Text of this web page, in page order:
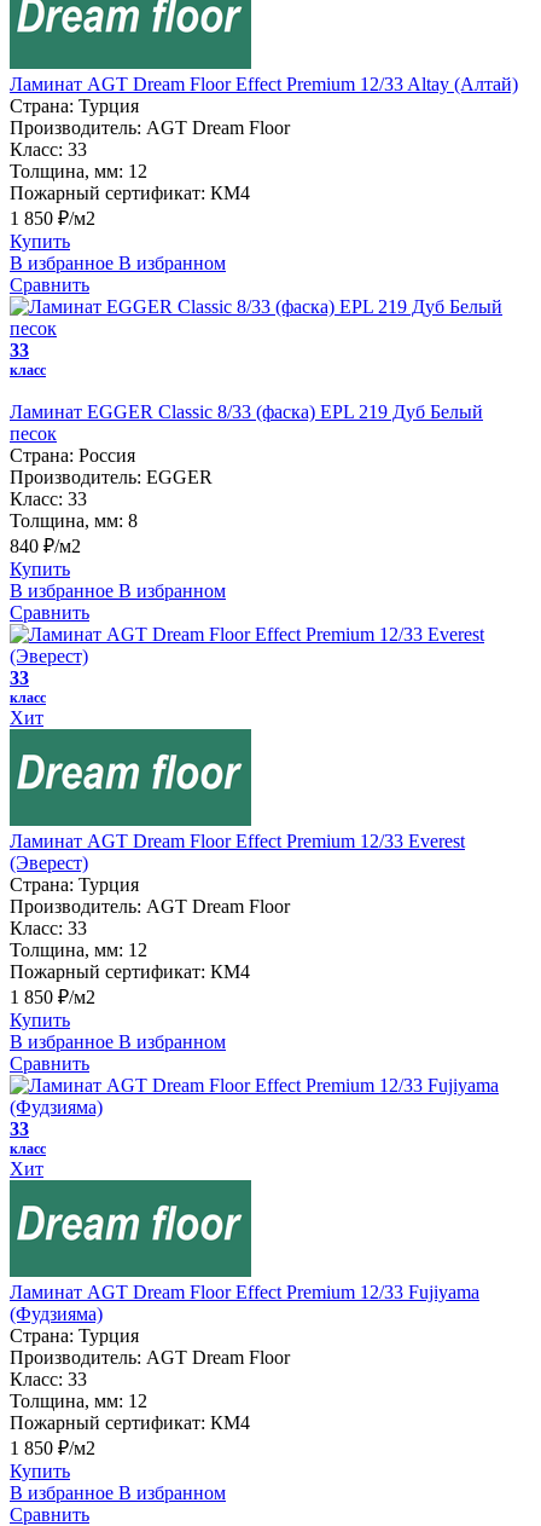
Ламинат AGT Dream Floor Effect Premium 12/33 Altay (Алтай)
Страна: Турция
Производитель: AGT Dream Floor
Класс: 33
Толщина, мм: 12
Пожарный сертификат: КМ4
1 850 ₽/м2
Купить
В избранное В избранном
Сравнить
33
класс
Ламинат EGGER Classic 8/33 (фаска) EPL 219 Дуб Белый
песок
Страна: Россия
Производитель: EGGER
Класс: 33
Толщина, мм: 8
840 ₽/м2
Купить
В избранное В избранном
Сравнить
33
класс
Хит
Ламинат AGT Dream Floor Effect Premium 12/33 Everest
(Эверест)
Страна: Турция
Производитель: AGT Dream Floor
Класс: 33
Толщина, мм: 12
Пожарный сертификат: КМ4
1 850 ₽/м2
Купить
В избранное В избранном
Сравнить
33
класс
Хит
Ламинат AGT Dream Floor Effect Premium 12/33 Fujiyama
(Фудзияма)
Страна: Турция
Производитель: AGT Dream Floor
Класс: 33
Толщина, мм: 12
Пожарный сертификат: КМ4
1 850 ₽/м2
Купить
В избранное В избранном
Сравнить